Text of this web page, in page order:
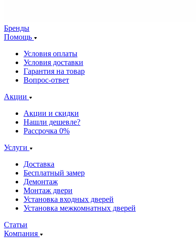
Бренды
Помощь
Условия оплаты
Условия доставки
Гарантия на товар
Вопрос-ответ
Акции
Акции и скидки
Нашли дешевле?
Рассрочка 0%
Услуги
Доставка
Бесплатный замер
Демонтаж
Монтаж двери
Установка входных дверей
Установка межкомнатных дверей
Статьи
Компания